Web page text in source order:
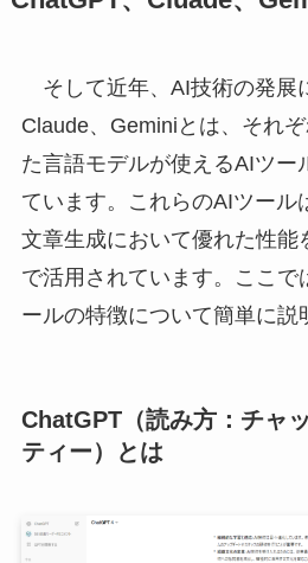
そして近年、AI技術の発展
Claude、Geminiとは、それ
た言語モデルが使えるAIツー
ています。これらのAIツール
文章生成において優れた性能
で活用されています。ここで
ールの特徴について簡単に説
ChatGPT（読み方：チャ
ティー）とは